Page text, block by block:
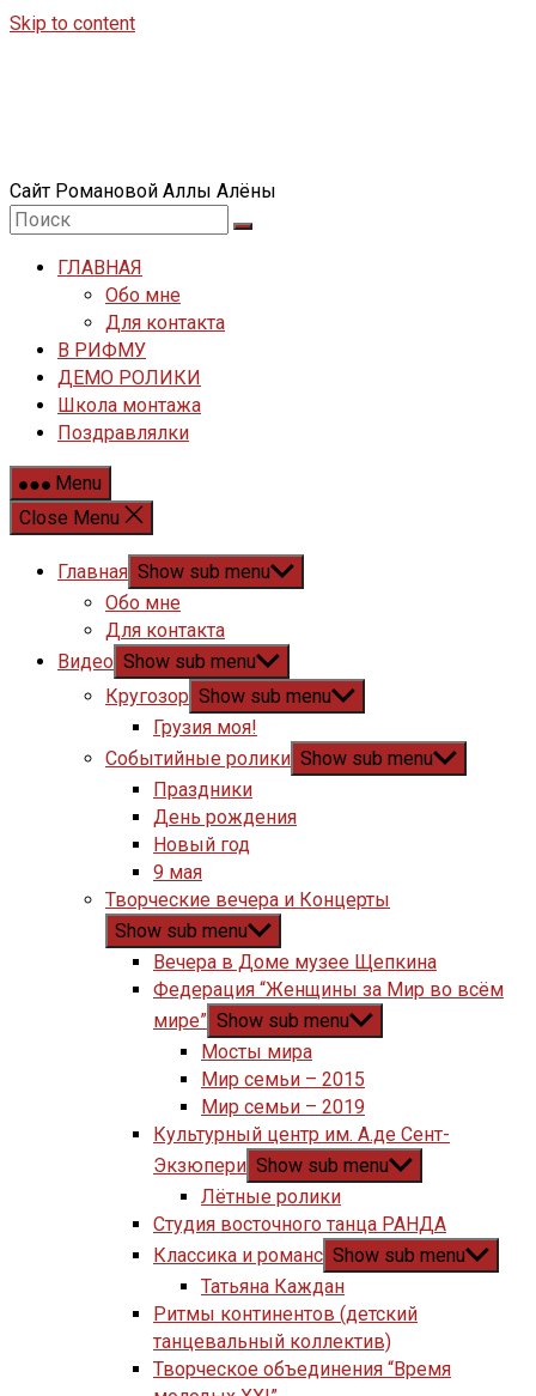
Skip to content
Сайт Романовой Аллы Алёны
ГЛАВНАЯ
Обо мне
Для контакта
В РИФМУ
ДЕМО РОЛИКИ
Школа монтажа
Поздравлялки
Menu
Close Menu
Главная Show sub menu
Обо мне
Для контакта
Видео Show sub menu
Кругозор Show sub menu
Грузия моя!
Событийные ролики Show sub menu
Праздники
День рождения
Новый год
9 мая
Творческие вечера и Концерты
Show sub menu
Вечера в Доме музее Щепкина
Федерация “Женщины за Мир во всём
мире” Show sub menu
Мосты мира
Мир семьи – 2015
Мир семьи – 2019
Культурный центр им. А.де Сент-
Экзюпери Show sub menu
Лётные ролики
Студия восточного танца РАНДА
Классика и романс Show sub menu
Татьяна Каждан
Ритмы континентов (детский
танцевальный коллектив)
Творческое объединения “Время